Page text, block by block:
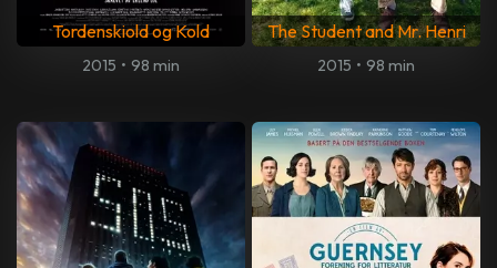
Tordenskiold og Kold
2015 • 98 min
The Student and Mr. Henri
2015 • 98 min